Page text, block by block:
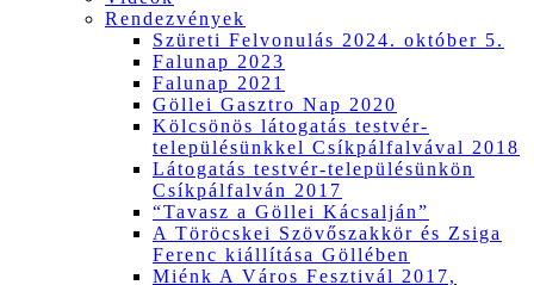
Rendezvények
Szüreti Felvonulás 2024. október 5.
Falunap 2023
Falunap 2021
Göllei Gasztro Nap 2020
Kölcsönös látogatás testvér-
településünkkel Csíkpálfalvával 2018
Látogatás testvér-településünkön
Csíkpálfalván 2017
“Tavasz a Göllei Kácsalján”
A Töröcskei Szövőszakkör és Zsiga
Ferenc kiállítása Göllében
Miénk A Város Fesztivál 2017,